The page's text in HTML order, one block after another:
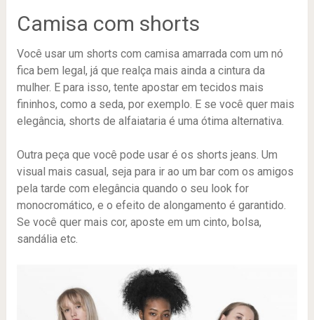
Camisa com shorts
Você usar um shorts com camisa amarrada com um nó
fica bem legal, já que realça mais ainda a cintura da
mulher. E para isso, tente apostar em tecidos mais
fininhos, como a seda, por exemplo. E se você quer mais
elegância, shorts de alfaiataria é uma ótima alternativa.
Outra peça que você pode usar é os shorts jeans. Um
visual mais casual, seja para ir ao um bar com os amigos
pela tarde com elegância quando o seu look for
monocromático, e o efeito de alongamento é garantido.
Se você quer mais cor, aposte em um cinto, bolsa,
sandália etc.